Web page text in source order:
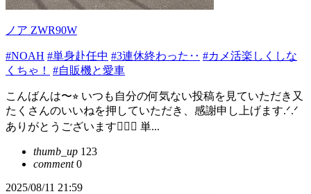
ノア ZWR90W
#NOAH #単身赴任中 #3連休終わった‥ #カメ活楽しくしな
くちゃ！
#自販機と愛車
こんばんは〜⭐︎ いつも自分の何気ない投稿を見ていただき又
たくさんのいいねを押していただき、感謝申し上げます.ᐟ.ᐟ
ありがとうございます🙇‍♀️✨️ 単...
thumb_up 123
comment0
2025/08/11 21:59